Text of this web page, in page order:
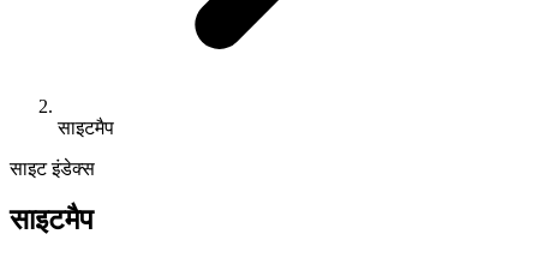
साइटमैप
साइट इंडेक्स
साइटमैप